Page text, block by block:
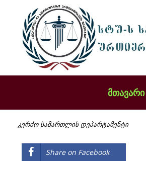
მთავარი
კერძო სამართლის დეპარტამენტი
Share on Facebook